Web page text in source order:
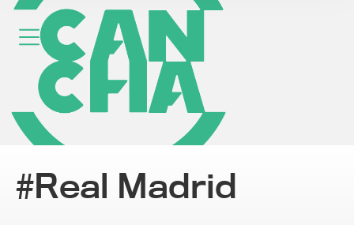
#Real Madrid